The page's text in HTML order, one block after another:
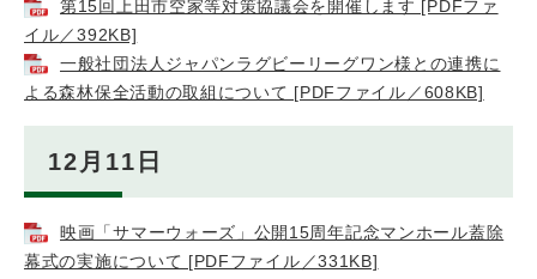
第15回上田市空家等対策協議会を開催します [PDFファ
イル／392KB]
一般社団法人ジャパンラグビーリーグワン様との連携に
よる森林保全活動の取組について [PDFファイル／608KB]
12月11日
映画「サマーウォーズ」公開15周年記念マンホール蓋除
幕式の実施について [PDFファイル／331KB]